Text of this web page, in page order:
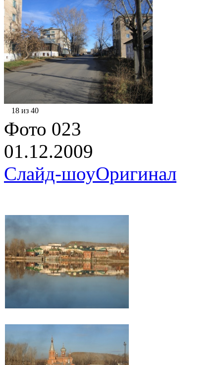
18 из 40
Фото 023
01.12.2009
Слайд-шоуОригинал